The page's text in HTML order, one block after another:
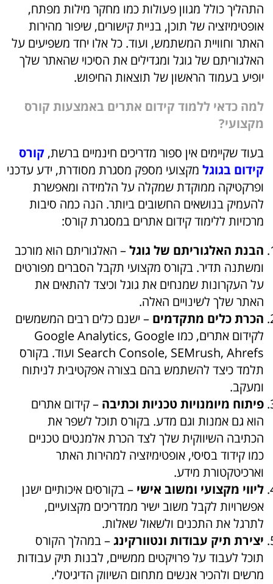
התהליך כולל מגוון פעולות כמו מחקר מילות מפתח,
אופטימיזציה של תוכן, בניית קישורים, שיפור מהירות
האתר וחוויית המשתמש, ועוד. כל אלו יחד משפיעים על
האלגוריתם של גוגל ומגדילים את הסיכוי שהאתר שלך
יופיע בעמוד הראשון של תוצאות החיפוש.
למה כדאי ללמוד קידום אתרים באמצעות קורס
מקצועי?
בעוד שקיימים אין ספור מדריכים חינמיים ברשת, קורס
קידום בגוגל מקצועי מספק מסגרת מסודרת, ידע עדכני
ופרקטיקה ממוקדת שמקלה על הלמידה ומאפשרת
להעמיק בנושאים החשובים ביותר. הנה כמה סיבות
מרכזיות ללימוד קידום אתרים במסגרת קורס:
הבנת האלגוריתם של גוגל– האלגוריתם הוא מורכב
ומשתנה תדיר. בקורס מקצועי תקבל הסברים מפורטים
על העקרונות שמנחים את גוגל וכיצד להתאים את
האתר שלך לשינויים האלה.
הכרת כלים מתקדמים – ישנם כלים רבים המשמשים
לקידום אתרים, כמו Google Analytics, Google
Search Console, SEMrush, Ahrefs ועוד. בקורס
תלמד כיצד להשתמש בהם בצורה אפקטיבית לניתוח
ומעקב.
פיתוח מיומנויות טכניות וכתיבה – קידום אתרים
הוא גם אמנות וגם מדע. בקורס תוכל לשפר את
הכתיבה השיווקית שלך לצד הכרת אלמנטים טכניים
כמו קידוד בסיסי, אופטימיזציה למהירות האתר
וארכיטקטורת מידע.
ליווי מקצועי ומשוב אישי – בקורסים איכותיים ישנן
אפשרויות לקבל משוב ישיר ממדריכים מקצועיים,
לתרגל את התכנים ולשאול שאלות.
יצירת תיק עבודות ונטוורקינג– במהלך הקורס
תוכל לעבוד על פרויקטים ממשיים, לבנות תיק עבודות
מרשים ולהכיר אנשים מתחום השיווק הדיגיטלי.